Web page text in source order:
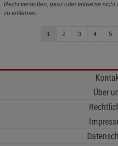
Recht verstoßen, ganz oder teilweise
zu entfernen.
1 2 3 4 5
Über